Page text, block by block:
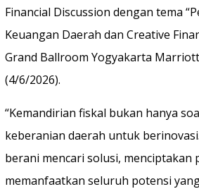
Financial Discussion dengan tema
Keuangan Daerah dan Creative
Grand Ballroom Yogyakarta
(4/6/2026).
“Kemandirian fiskal bukan hanya
keberanian daerah untuk
berani mencari solusi, menciptakan
memanfaatkan seluruh potensi